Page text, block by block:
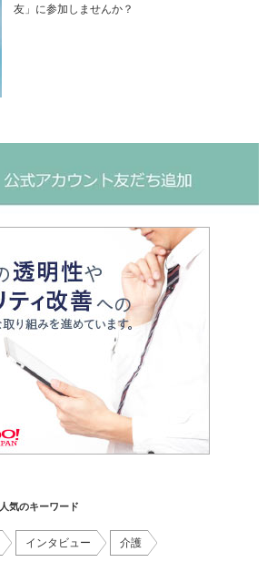
友」に参加しませんか？
人気のキーワード
インタビュー 介護